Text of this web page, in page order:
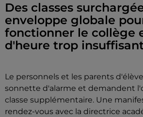
Des classes
enveloppe globale
fonctionner le collège
d'heure trop
Le personnels et les parents
sonnette d'alarme et demandent
classe supplémentaire. Une
rendez-vous avec la directrice